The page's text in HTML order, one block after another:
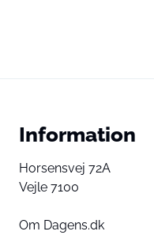
Information
Horsensvej 72A
Vejle 7100
Om Dagens.dk